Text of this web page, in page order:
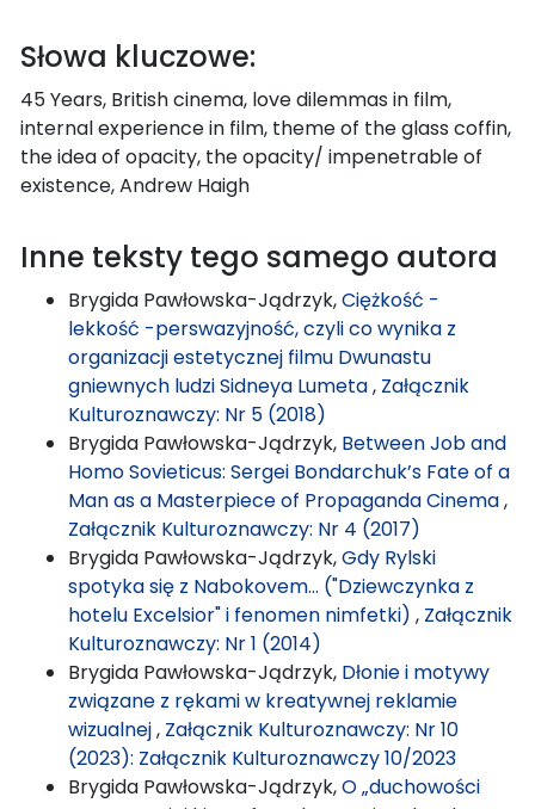
Słowa kluczowe:
45 Years, British cinema, love dilemmas in film,
internal experience in film, theme of the glass coffin,
the idea of opacity, the opacity/ impenetrable of
existence, Andrew Haigh
Inne teksty tego samego autora
Brygida Pawłowska-Jądrzyk,Ciężkość -
lekkość -perswazyjność, czyli co wynika z
organizacji estetycznej filmu Dwunastu
gniewnych ludzi Sidneya Lumeta, Załącznik
Kulturoznawczy: Nr 5 (2018)
Brygida Pawłowska-Jądrzyk, Between Job and
Homo Sovieticus: Sergei Bondarchuk’s Fate of a
Man as a Masterpiece of Propaganda Cinema,
Załącznik Kulturoznawczy: Nr 4 (2017)
Brygida Pawłowska-Jądrzyk,Gdy Rylski
spotyka się z Nabokovem… ("Dziewczynka z
hotelu Excelsior" i fenomen nimfetki) , Załącznik
Kulturoznawczy: Nr 1 (2014)
Brygida Pawłowska-Jądrzyk, Dłonie i motywy
związane z rękami w kreatywnej reklamie
wizualnej, Załącznik Kulturoznawczy: Nr 10
(2023): Załącznik Kulturoznawczy 10/2023
Brygida Pawłowska-Jądrzyk,O „duchowości